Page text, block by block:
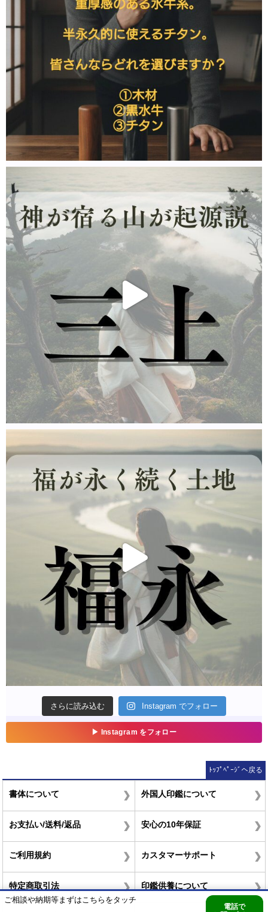
ご相談や納期等まずはこちらをタッチ
電話で
ﾄｯﾌﾟﾍﾟｰｼﾞへ戻る
書体について 外国人印鑑について
お支払い/送料/返品 安心の10年保証
ご利用規約 カスタマーサポート
特定商取引法 印鑑供養について